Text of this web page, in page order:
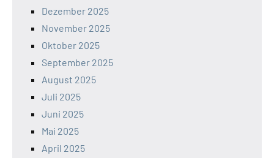
Dezember 2025
November 2025
Oktober 2025
September 2025
August 2025
Juli 2025
Juni 2025
Mai 2025
April 2025